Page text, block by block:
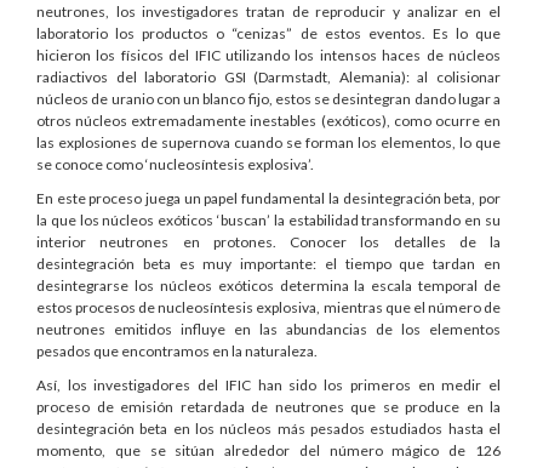
neutrones, los investigadores tratan de reproducir y analizar en el
laboratorio los productos o “cenizas” de estos eventos. Es lo que
hicieron los físicos del IFIC utilizando los intensos haces de núcleos
radiactivos del laboratorio GSI (Darmstadt, Alemania): al colisionar
núcleos de uranio con un blanco fijo, estos se desintegran dando lugar a
otros núcleos extremadamente inestables (exóticos), como ocurre en
las explosiones de supernova cuando se forman los elementos, lo que
se conoce como ‘nucleosíntesis explosiva’.
En este proceso juega un papel fundamental la desintegración beta, por
la que los núcleos exóticos ‘buscan’ la estabilidad transformando en su
interior neutrones en protones. Conocer los detalles de la
desintegración beta es muy importante: el tiempo que tardan en
desintegrarse los núcleos exóticos determina la escala temporal de
estos procesos de nucleosíntesis explosiva, mientras que el número de
neutrones emitidos influye en las abundancias de los elementos
pesados que encontramos en la naturaleza.
Así, los investigadores del IFIC han sido los primeros en medir el
proceso de emisión retardada de neutrones que se produce en la
desintegración beta en los núcleos más pesados estudiados hasta el
momento, que se sitúan alrededor del número mágico de 126